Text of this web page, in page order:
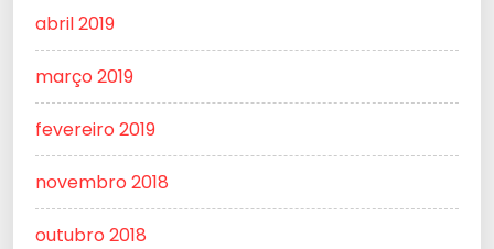
abril 2019
março 2019
fevereiro 2019
novembro 2018
outubro 2018